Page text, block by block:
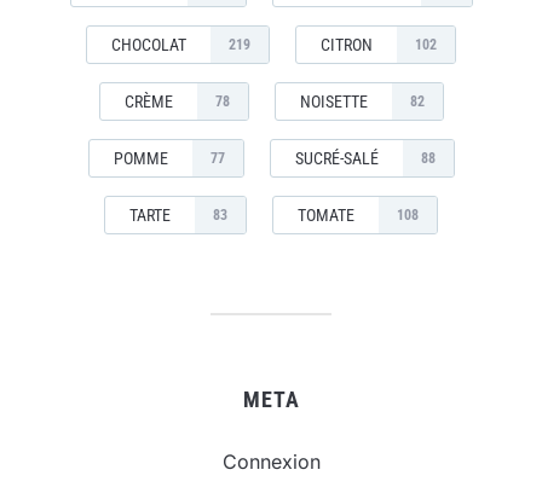
CHOCOLAT 219 CITRON 102
CRÈME 78 NOISETTE 82
POMME 77 SUCRÉ-SALÉ 88
TARTE 83 TOMATE 108
META
Connexion